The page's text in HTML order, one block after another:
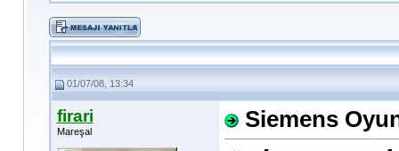
01/07/08, 13:34
firari
Mareşal Siemens